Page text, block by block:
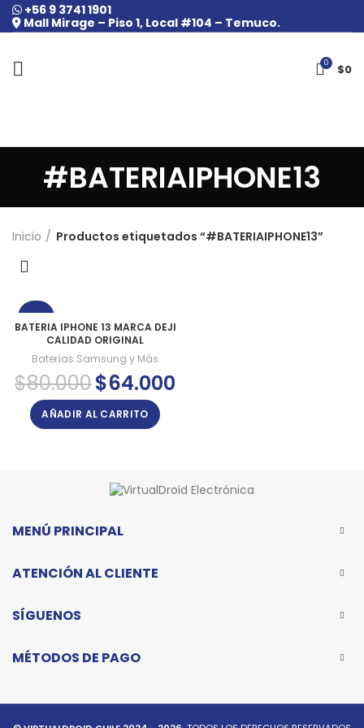
+56 9 3741 1901
Mall Mirage – Piso 1, Local #104 – Temuco.
0 $0
#BATERIAIPHONE13
Inicio Productos etiquetados “#BATERIAIPHONE13”
-20%
BATERIA IPHONE 13 MARCA DEJI
CALIDAD ORIGINAL
Baterías Samsung y Más
$80.000 El
precio
original
era:
$64.000
AÑADIR AL CARRITO
MENÚ PRINCIPAL
ATENCIÓN AL CLIENTE
SÍGUENOS
MÉTODOS DE PAGO